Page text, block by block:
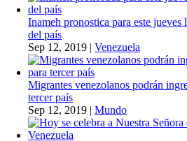
Inameh pronostica para este
del país
Sep 12, 2019 | Venezuela
Migrantes venezolanos podrán
tercer país
Sep 12, 2019 | Mundo